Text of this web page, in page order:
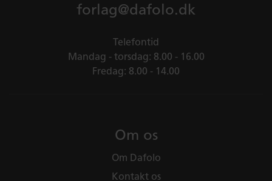
Om os
Om Dafolo
Kontakt os
forlag@dafolo.dk
Telefontid
Mandag - torsdag: 8.00 - 16.00
Fredag: 8.00 - 14.00